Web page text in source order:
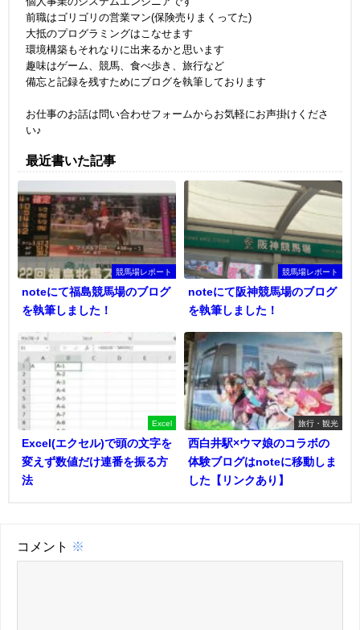
前職はゴリゴリの営業マン(保険売りまくってた)
大抵のプログラミングはこなせます
環境構築もそれなりに出来るかと思います
趣味はゲーム、競馬、食べ歩き、旅行など
備忘と記録を残すためにブログを執筆しております
お仕事のお話は問い合わせフォームからお気軽にお声掛けくださ
い♪
最近書いた記事
競馬場レポート
noteにて福島競馬場のブログ
を執筆しました！
競馬場レポート
noteにて阪神競馬場のブログ
を執筆しました！
Excel
Excel(エクセル)で頭の文字を
変えず数値だけ連番を振る方
法
旅行・観光
西白井駅×ウマ娘のコラボの
体験ブログはnoteに移動しま
した【リンクあり】
コメント ※